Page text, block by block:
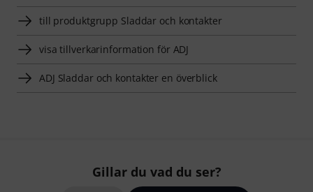
till produktgrupp Sladdar och kontakter
visa tillverkarinformation för ADJ
ADJ Sladdar och kontakter en överblick
Gillar du vad du ser?